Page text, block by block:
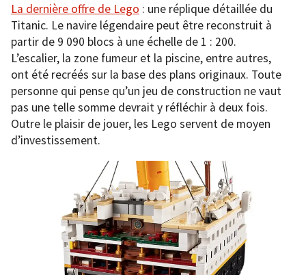
La dernière offre de Lego : une réplique détaillée du
Titanic. Le navire légendaire peut être reconstruit à
partir de 9 090 blocs à une échelle de 1 : 200.
L’escalier, la zone fumeur et la piscine, entre autres,
ont été recréés sur la base des plans originaux. Toute
personne qui pense qu’un jeu de construction ne vaut
pas une telle somme devrait y réfléchir à deux fois.
Outre le plaisir de jouer, les Lego servent de moyen
d’investissement.